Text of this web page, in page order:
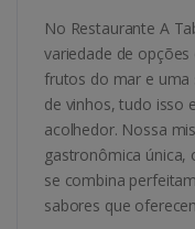
No Restaurante A
variedade de
frutos do mar e uma
de vinhos, tudo isso
acolhedor. Nossa
gastronômica única,
se combina
sabores que